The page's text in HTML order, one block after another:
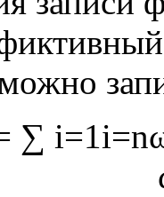
∑ i=1i=n